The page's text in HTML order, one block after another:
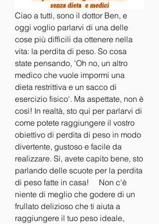
Ciao a tutti, sono il dottor Ben, e
oggi voglio parlarvi di una delle
cose più difficili da ottenere nella
vita: la perdita di peso. So cosa
state pensando, 'Oh no, un altro
medico che vuole impormi una
dieta restrittiva e un sacco di
esercizio fisico'. Ma aspettate, non è
così! In realtà, sto qui per parlarvi di
come potete raggiungere il vostro
obiettivo di perdita di peso in modo
divertente, gustoso e facile da
realizzare. Sì, avete capito bene, sto
parlando delle scuote per la perdita
di peso fatte in casa!     Non c'è
niente di meglio che godere di un
frullato delizioso che ti aiuta a
raggiungere il tuo peso ideale,